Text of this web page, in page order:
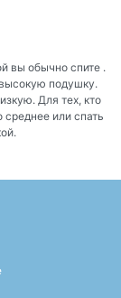
вы обычно спите .
подушку.
Для тех, кто
среднее или спать